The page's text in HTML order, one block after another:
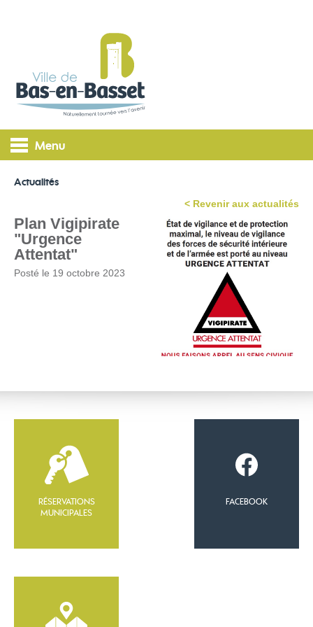
Menu
Actualités
< Revenir aux actualités
Plan Vigipirate
"Urgence
Attentat"
Posté le 19 octobre 2023
RÉSERVATIONS
MUNICIPALES
FACEBOOK